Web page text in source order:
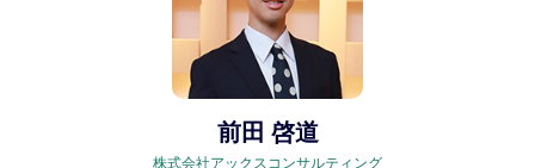
前田 啓道
株式会社アックスコンサルティング